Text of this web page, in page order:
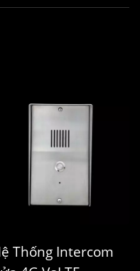
Thống Intercom